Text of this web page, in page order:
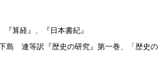
算経』、『日本書紀』
島 連等訳『歴史の研究』第一巻、「歴史の